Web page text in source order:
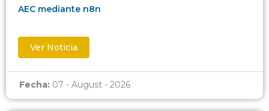
AEC mediante n8n
Ver Noticia
Fecha: 07 - August - 2026